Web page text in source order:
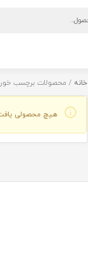
خانه / محصولات برچسب
هیچ محصولی